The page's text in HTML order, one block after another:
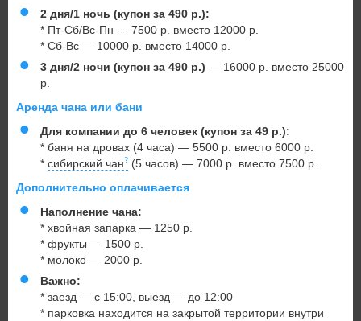
2 дня/1 ночь (купон за 490 р.):
* Пт-Сб/Вс-Пн — 7500 р. вместо 12000 р.
* Сб-Вс — 10000 р. вместо 14000 р.
3 дня/2 ночи (купон за 490 р.) — 16000 р. вместо 25000
р.
Аренда чана или бани
Для компании до 6 человек (купон за 49 р.):
* баня на дровах (4 часа) — 5500 р. вместо 6000 р.
* сибирский чан
(5 часов) — 7000 р. вместо 7500 р.
Дополнительно оплачивается
Наполнение чана:
* хвойная запарка — 1250 р.
* фрукты — 1500 р.
* молоко — 2000 р.
Важно:
* заезд — с 15:00, выезд — до 12:00
* парковка находится на закрытой территории внутри